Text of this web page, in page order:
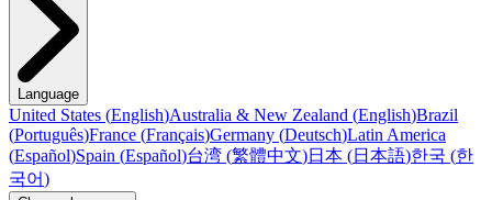
Language
United States (English)Australia & New Zealand (English)Brazil
(Português)France (Français)Germany (Deutsch)Latin America
(Español)Spain (Español)台湾 (繁體中文)日本 (日本語)한국 (한
국어)